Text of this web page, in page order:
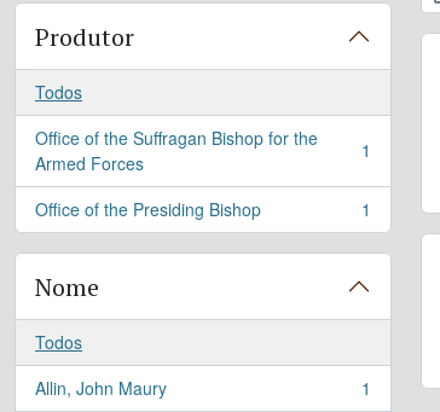
Produtor
Todos
Office of the Suffragan Bishop for the
Armed Forces
, 1 resultados 1
Office of the Presiding Bishop
, 1 resultados 1
Nome
Todos
Allin, John Maury
, 1 resultados
1